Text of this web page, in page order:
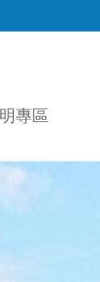
專區